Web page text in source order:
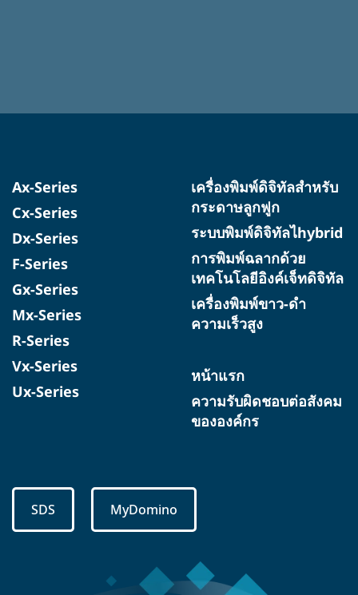
Ax-Series
Cx-Series
Dx-Series
F-Series
Gx-Series
Mx-Series
R-Series
Vx-Series
Ux-Series
เครื่องพิมพ์ดิจิทัลสำหรับ
กระดาษลูกฟูก
ระบบพิมพ์ดิจิทัลไhybrid
การพิมพ์ฉลากด้วย
เทคโนโลยีอิงค์เจ็ทดิจิทัล
เครื่องพิมพ์ขาว-ดำ
ความเร็วสูง
หน้าแรก
ความรับผิดชอบต่อสังคม
ขององค์กร
SDS MyDomino